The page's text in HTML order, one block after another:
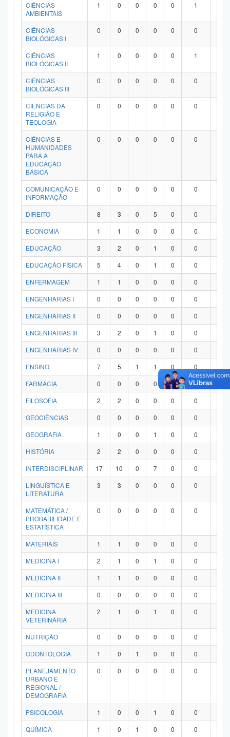
CIÊNCIAS
AMBIENTAIS
1 0 0 0 0 1
CIÊNCIAS
BIOLÓGICAS I
0 0 0 0 0 0
CIÊNCIAS
BIOLÓGICAS II
1 0 0 0 0 1
CIÊNCIAS
BIOLÓGICAS III
0 0 0 0 0 0
CIÊNCIAS DA
RELIGIÃO E
TEOLOGIA
0 0 0 0 0 0
CIÊNCIAS E
HUMANIDADES
PARA A
EDUCAÇÃO
BÁSICA
0 0 0 0 0 0
COMUNICAÇÃO E
INFORMAÇÃO
0 0 0 0 0 0
DIREITO 8 3 0 5 0 0
ECONOMIA
1 1 0 0 0 0
EDUCAÇÃO
3 2 0 1 0 0
EDUCAÇÃO FÍSICA
5 4 0 1 0 0
ENFERMAGEM
1 1 0 0 0 0
ENGENHARIAS I
0 0 0 0 0 0
ENGENHARIAS II
0 0 0 0 0 0
ENGENHARIAS III
3 2 0 1 0 0
ENGENHARIAS IV
0 0 0 0 0 0
ENSINO
7 5 1 1 0 0
FARMÁCIA
0 0 0 0 0 0
FILOSOFIA
2 2 0 0 0 0
GEOCIÊNCIAS
0 0 0 0 0 0
GEOGRAFIA
1 0 0 1 0 0
HISTÓRIA
2 2 0 0 0 0
INTERDISCIPLINAR
17 10 0 7 0 0
LINGUÍSTICA E
LITERATURA
3 3 0 0 0 0
MATEMÁTICA /
PROBABILIDADE E
ESTATÍSTICA
0 0 0 0 0 0
MATERIAIS 1 1 0 0 0 0
MEDICINA I
2 1 0 1 0 0
MEDICINA II
1 1 0 0 0 0
MEDICINA III
0 0 0 0 0 0
MEDICINA
VETERINÁRIA
2 1 0 1 0 0
NUTRIÇÃO 0 0 0 0 0 0
ODONTOLOGIA
1 0 1 0 0 0
PLANEJAMENTO
URBANO E
REGIONAL /
DEMOGRAFIA
0 0 0 0 0 0
PSICOLOGIA 1 0 0 1 0 0
QUÍMICA
1 0 1 0 0 0